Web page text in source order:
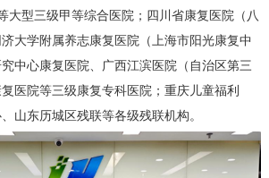
大型三级甲等综合医院；四川省康复医院（八
大学附属养志康复医院（上海市阳光康复中
中心康复医院、广西江滨医院（自治区第三
医院等三级康复专科医院；重庆儿童福利
山东历城区残联等各级残联机构。